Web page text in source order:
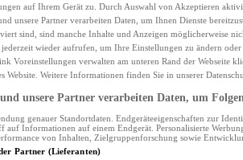
auf Ihrem Gerät zu. Durch Auswahl von Akzeptieren
unsere Partner verarbeiten Daten, um Ihnen Dienste
sind, sind manche Inhalte und Anzeigen möglicherweise
wieder aufrufen, um Ihre Einstellungen zu ändern
Voreinstellungen verwalten am unteren Rand der Webseite
Website. Weitere Informationen finden Sie in unserer
unsere Partner verarbeiten Daten, um
genauer Standortdaten. Endgeräteeigenschaften zur
auf Informationen auf einem Endgerät. Personalisierte
von Inhalten, Zielgruppenforschung sowie
Partner (Lieferanten)